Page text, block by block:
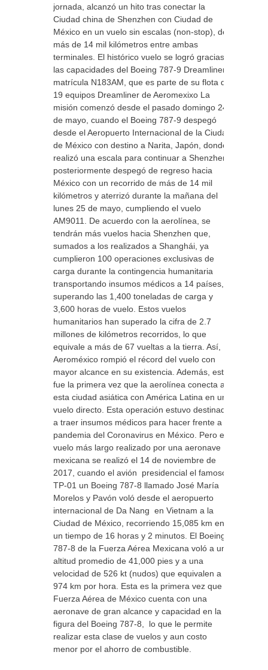
jornada, alcanzó un hito tras conectar la
Ciudad china de Shenzhen con Ciudad de
México en un vuelo sin escalas (non-stop), de
más de 14 mil kilómetros entre ambas
terminales. El histórico vuelo se logró gracias a
las capacidades del Boeing 787-9 Dreamliner
matrícula N183AM, que es parte de su flota de
19 equipos Dreamliner de Aeromexixo La
misión comenzó desde el pasado domingo 24
de mayo, cuando el Boeing 787-9 despegó
desde el Aeropuerto Internacional de la Ciudad
de México con destino a Narita, Japón, donde
realizó una escala para continuar a Shenzhen,
posteriormente despegó de regreso hacia
México con un recorrido de más de 14 mil
kilómetros y aterrizó durante la mañana del
lunes 25 de mayo, cumpliendo el vuelo
AM9011. De acuerdo con la aerolínea, se
tendrán más vuelos hacia Shenzhen que,
sumados a los realizados a Shanghái, ya
cumplieron 100 operaciones exclusivas de
carga durante la contingencia humanitaria
transportando insumos médicos a 14 países,
superando las 1,400 toneladas de carga y
3,600 horas de vuelo. Estos vuelos
humanitarios han superado la cifra de 2.7
millones de kilómetros recorridos, lo que
equivale a más de 67 vueltas a la tierra. Así,
Aeroméxico rompió el récord del vuelo con
mayor alcance en su existencia. Además, esta
fue la primera vez que la aerolínea conecta a
esta ciudad asiática con América Latina en un
vuelo directo. Esta operación estuvo destinada
a traer insumos médicos para hacer frente a la
pandemia del Coronavirus en México. Pero el
vuelo más largo realizado por una aeronave
mexicana se realizó el 14 de noviembre de
2017, cuando el avión presidencial el famoso
TP-01 un Boeing 787-8 llamado José María
Morelos y Pavón voló desde el aeropuerto
internacional de Da Nang en Vietnam a la
Ciudad de México, recorriendo 15,085 km en
un tiempo de 16 horas y 2 minutos. El Boeing
787-8 de la Fuerza Aérea Mexicana voló a una
altitud promedio de 41,000 pies y a una
velocidad de 526 kt (nudos) que equivalen a
974 km por hora. Esta es la primera vez que la
Fuerza Aérea de México cuenta con una
aeronave de gran alcance y capacidad en la
figura del Boeing 787-8, lo que le permite
realizar esta clase de vuelos y aun costo
menor por el ahorro de combustible.